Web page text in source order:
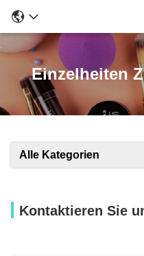
Einzelheiten
Alle Kategorien
Kontaktieren Sie